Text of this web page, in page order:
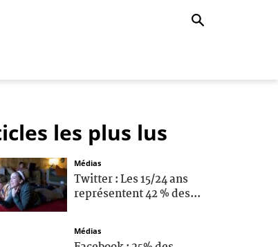
les plus lus
Médias
Twitter : Les 15/24 ans
représentent 42 % des...
Médias